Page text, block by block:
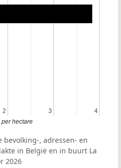
2
2 3
3 4
4
per hectare
, adressen- en
in België en in buurt La
2026